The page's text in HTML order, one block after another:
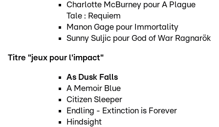
Charlotte McBurney pour A Plague
Tale : Requiem
Manon Gage pour Immortality
Sunny Suljic pour God of War Ragnarök
Titre "jeux pour l'impact"
As Dusk Falls
A Memoir Blue
Citizen Sleeper
Endling - Extinction is Forever
Hindsight